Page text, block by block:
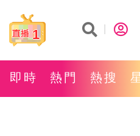
1
即時 熱門 熱搜